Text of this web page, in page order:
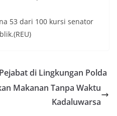
53 dari 100 kursi senator
di Lingkungan Polda
Makanan Tanpa Waktu
Kadaluwarsa